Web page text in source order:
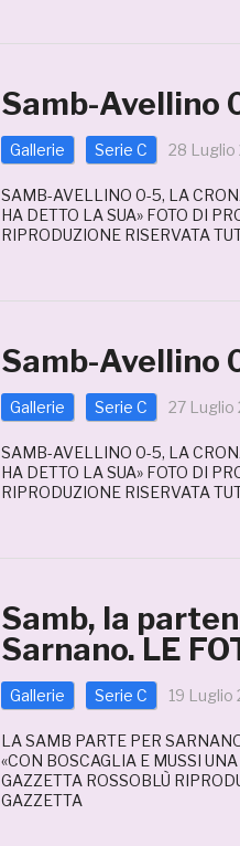
Samb-Avellino
Gallerie Serie C 28 Luglio
SAMB-AVELLINO 0-5, LA
HA DETTO LA SUA» FOTO DI
RIPRODUZIONE RISERVATA
Samb-Avellino
Gallerie Serie C 27 Luglio
SAMB-AVELLINO 0-5, LA
HA DETTO LA SUA» FOTO DI
RIPRODUZIONE RISERVATA
Samb, la
Sarnano. LE
Gallerie Serie C 19 Luglio
LA SAMB PARTE PER
«CON BOSCAGLIA E MUSSI
GAZZETTA ROSSOBLÙ
GAZZETTA